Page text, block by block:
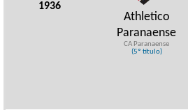
1936
Athletico
Paranaense
CA Paranaense
(5º título)